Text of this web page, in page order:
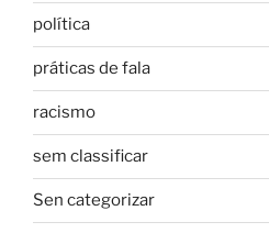
política
práticas de fala
racismo
sem classificar
Sen categorizar